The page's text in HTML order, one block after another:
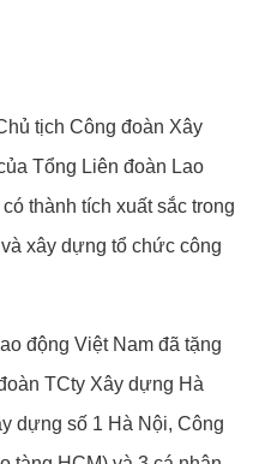
tịch Công đoàn Xây
Tổng Liên đoàn Lao
thành tích xuất sắc trong
xây dựng tổ chức công
động Việt Nam đã tặng
TCty Xây dựng Hà
dựng số 1 Hà Nội, Công